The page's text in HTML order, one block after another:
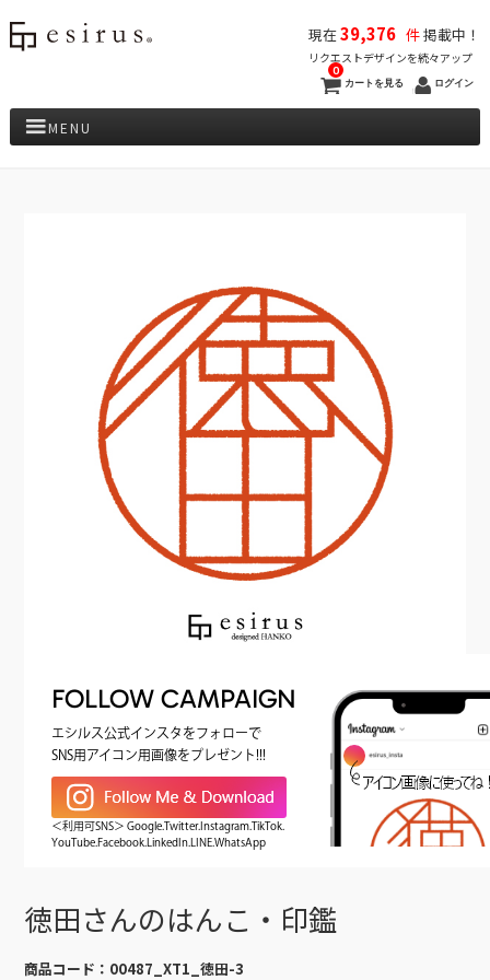
現在39,376 件掲載中！
リクエストデザインを続々アップ
カートを見る
0
ログイン
MENU
FOLLOW CAMPAIGN
エシルス公式インスタをフォローで
SNS用アイコン用画像をプレゼント!!!
＜利用可SNS＞ Google.Twitter.Instagram.TikTok.
YouTube.Facebook.LinkedIn.LINE.WhatsApp
徳田さんのはんこ・印鑑
商品コード： 00487_XT1_徳田-3